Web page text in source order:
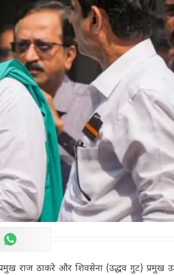
राज ठाकरे और शिवसेना (उद्धव गुट) प्रमुख